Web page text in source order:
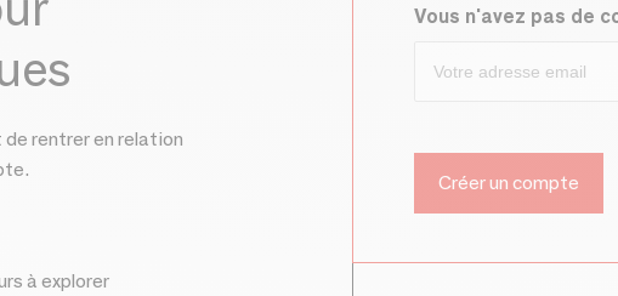
rentrer en relation
à explorer
Vous n'avez pas de